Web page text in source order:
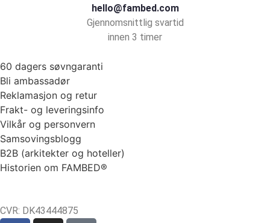
hello@fambed.com
Gjennomsnittlig svartid
innen 3 timer
60 dagers søvngaranti
Bli ambassadør
Reklamasjon og retur
Frakt- og leveringsinfo
Vilkår og personvern
Samsovingsblogg
B2B (arkitekter og hoteller)
Historien om FAMBED®
CVR: DK43444875